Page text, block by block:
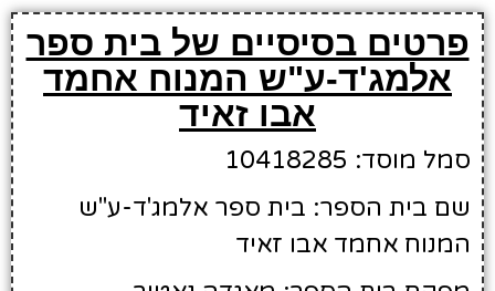
פרטים בסיסיים של בית ספר
אלמג'ד-ע"ש המנוח אחמד
אבו זאיד
סמל מוסד: 10418285
שם בית הספר: בית ספר אלמג'ד-ע"ש
המנוח אחמד אבו זאיד